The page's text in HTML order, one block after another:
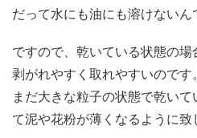
だって水にも油にも溶けないん
ですので、乾いている状態の
剥がれやすく取れやすいのです
まだ大きな粒子の状態で乾い
て泥や花粉が薄くなるように致